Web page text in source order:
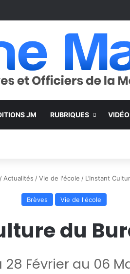
JM RUBRIQUES
/ Actualités /Vie de l'école / L’Instant
Brèves Vie de l'école
du
28 Février au 06